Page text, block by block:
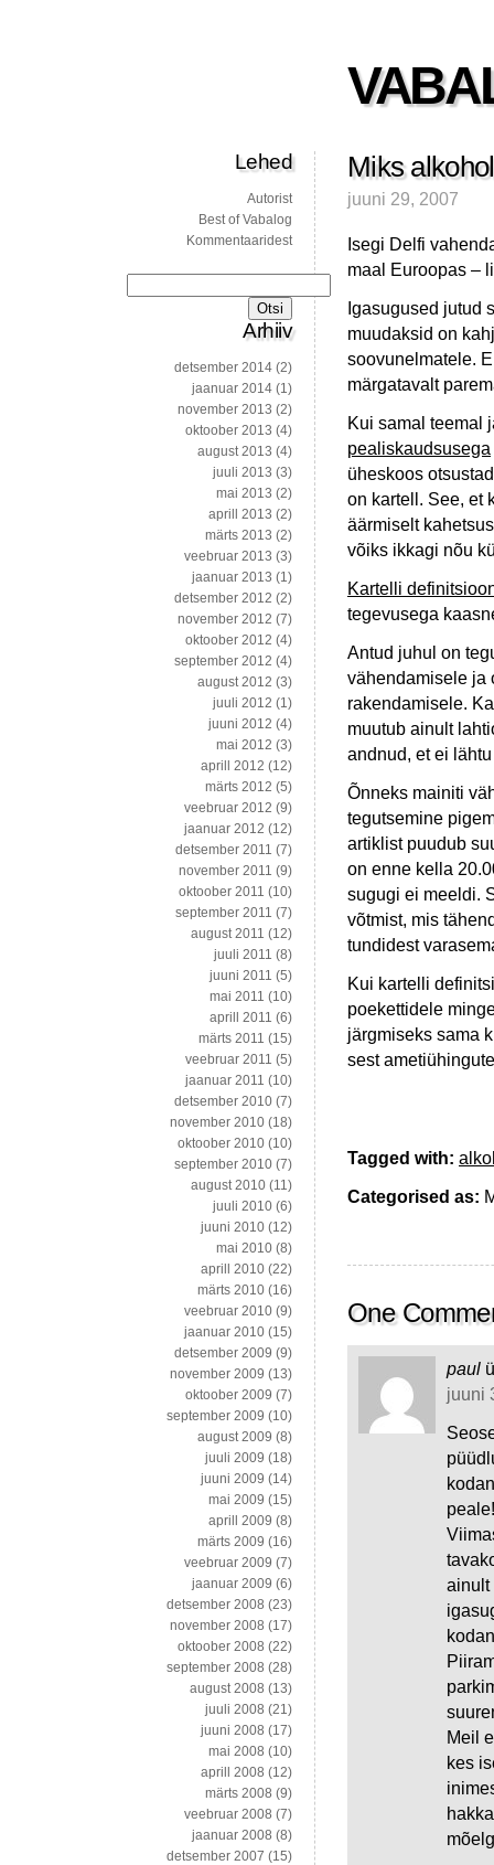
Miks
juuni 29, 2007
Isegi Delfi
maal Euroopas –
Igasugused jutud
muudaksid on
soovunelmatele.
märgatavalt
Kui samal teemal
pealiskaudsusega
üheskoos
on kartell. See, et
äärmiselt
võiks ikkagi nõu
Kartelli
tegevusega
Antud juhul on
vähendamisele ja
rakendamisele.
muutub ainult
andnud, et ei
Õnneks mainiti
tegutsemine
artiklist puudub
on enne kella
sugugi ei meeldi.
võtmist, mis
tundidest
Kui kartelli
poekettidele
järgmiseks sama
sest
Tagged with:
Categorised as:
One
paul
juuni
peale!
ainult
Meil
kes
Lehed
Autorist
Best of Vabalog
Kommentaaridest
Arhiiv
detsember 2014 (2)
jaanuar 2014 (1)
november 2013 (2)
oktoober 2013 (4)
august 2013 (4)
juuli 2013 (3)
mai 2013 (2)
aprill 2013 (2)
märts 2013 (2)
veebruar 2013 (3)
jaanuar 2013 (1)
detsember 2012 (2)
november 2012 (7)
oktoober 2012 (4)
september 2012 (4)
august 2012 (3)
juuli 2012 (1)
juuni 2012 (4)
mai 2012 (3)
aprill 2012 (12)
märts 2012 (5)
veebruar 2012 (9)
jaanuar 2012 (12)
detsember 2011 (7)
november 2011 (9)
oktoober 2011 (10)
september 2011 (7)
august 2011 (12)
juuli 2011 (8)
juuni 2011 (5)
mai 2011 (10)
aprill 2011 (6)
märts 2011 (15)
veebruar 2011 (5)
jaanuar 2011 (10)
detsember 2010 (7)
november 2010 (18)
oktoober 2010 (10)
september 2010 (7)
august 2010 (11)
juuli 2010 (6)
juuni 2010 (12)
mai 2010 (8)
aprill 2010 (22)
märts 2010 (16)
veebruar 2010 (9)
jaanuar 2010 (15)
detsember 2009 (9)
november 2009 (13)
oktoober 2009 (7)
september 2009 (10)
august 2009 (8)
juuli 2009 (18)
juuni 2009 (14)
mai 2009 (15)
aprill 2009 (8)
märts 2009 (16)
veebruar 2009 (7)
jaanuar 2009 (6)
detsember 2008 (23)
november 2008 (17)
oktoober 2008 (22)
september 2008 (28)
august 2008 (13)
juuli 2008 (21)
juuni 2008 (17)
mai 2008 (10)
aprill 2008 (12)
märts 2008 (9)
veebruar 2008 (7)
jaanuar 2008 (8)
detsember 2007 (15)